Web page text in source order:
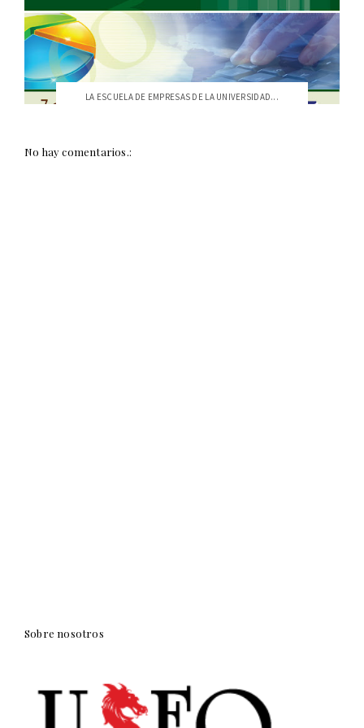
LA ESCUELA DE EMPRESAS DE LA UNIVERSIDAD...
No hay comentarios.:
Sobre nosotros